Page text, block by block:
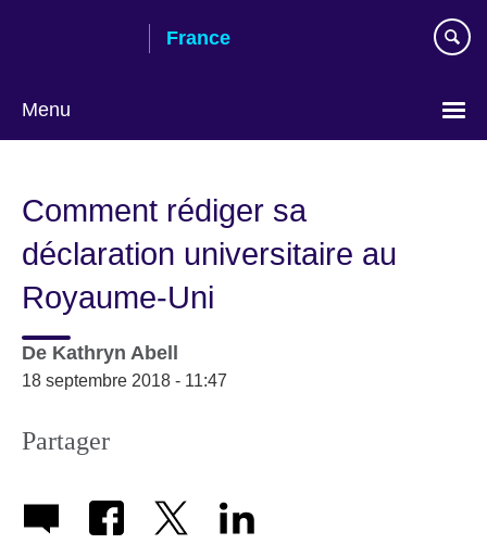
France
Menu
language
Comment rédiger sa
déclaration universitaire au
Royaume-Uni
De Kathryn Abell
18 septembre 2018 - 11:47
Partager